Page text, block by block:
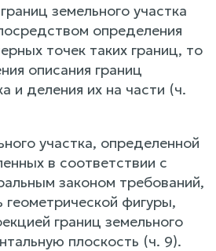
земельного участка
определения
точек таких границ, то
описания границ
и деления их на части (ч.
участка, определенной
в соответствии с
законом требований,
фигуры,
границ земельного
плоскость (ч. 9).